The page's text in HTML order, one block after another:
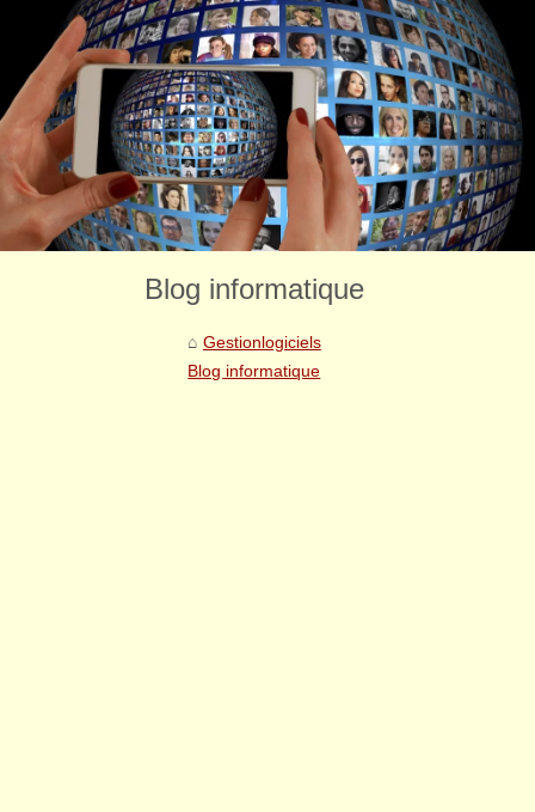
Blog informatique
Gestionlogiciels
Blog informatique